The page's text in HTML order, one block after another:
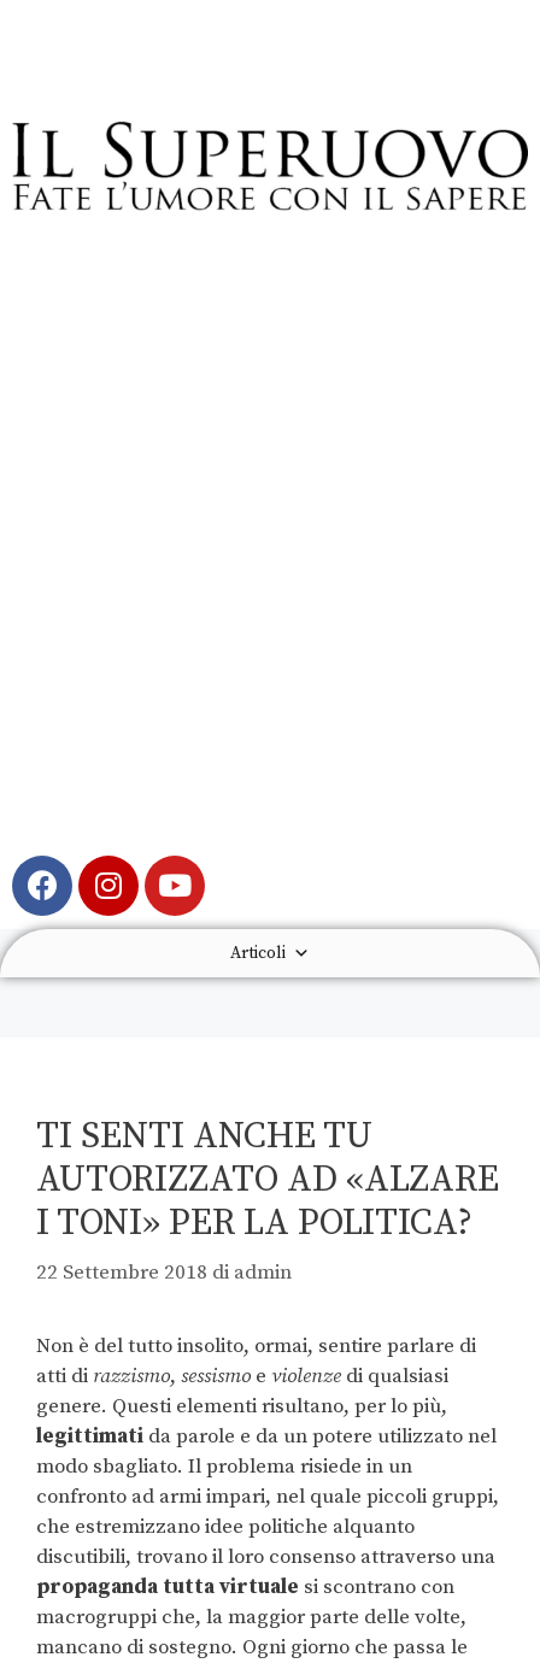
Articoli
TI SENTI ANCHE TU
AUTORIZZATO AD «ALZARE
I TONI» PER LA POLITICA?
22 Settembre 2018 di admin
Non è del tutto insolito, ormai, sentire parlare di
atti di razzismo, sessismo e violenze di qualsiasi
genere. Questi elementi risultano, per lo più,
legittimati da parole e da un potere utilizzato nel
modo sbagliato. Il problema risiede in un
confronto ad armi impari, nel quale piccoli gruppi,
che estremizzano idee politiche alquanto
discutibili, trovano il loro consenso attraverso una
propaganda tutta virtuale si scontrano con
macrogruppi che, la maggior parte delle volte,
mancano di sostegno. Ogni giorno che passa le